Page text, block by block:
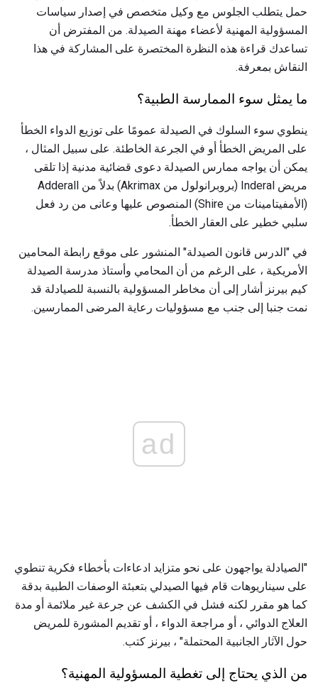
حمل يتطلب الجلوس مع وكيل متخصص في إصدار سياسات
المسؤولية المهنية لأعضاء مهنة الصيدلة. من المفترض أن
تساعدك قراءة هذه النظرة المختصرة على المشاركة في هذا
النقاش بمعرفة.
ما يمثل سوء الممارسة الطبية؟
ينطوي سوء السلوك في الصيدلة عمومًا على توزيع الدواء الخطأ
على المريض الخطأ أو في الجرعة الخاطئة. على سبيل المثال ،
يمكن أن يواجه ممارس الصيدلة دعوى قضائية مدنية إذا تلقى
مريض Inderal (بروبرانولول من Akrimax) بدلاً من Adderall
(الأمفيتامينات من Shire) المنصوص عليها وعانى من رد فعل
سلبي خطير على العقار الخطأ.
في "الدرس قانون الصيدلة" المنشور على موقع رابطة المحامين
الأمريكية ، على الرغم من أن المحامي وأستاذ مدرسة الصيدلة
كيم بيرنز أشار إلى أن مخاطر المسؤولية بالنسبة للصيادلة قد
نمت جنبا إلى جنب مع مسؤوليات رعاية المرضى الممارسين.
ad
"الصيادلة يواجهون على نحو متزايد ادعاءات بأخطاء فكرية تنطوي
على سيناريوهات قام فيها الصيدلي بتعبئة الوصفات الطبية بدقة
كما هو مقرر لكنه فشل في الكشف عن جرعة غير ملائمة أو مدة
العلاج الدوائي ، أو مراجعة الدواء ، أو تقديم المشورة للمريض
حول الآثار الجانبية المحتملة" ، بيرنز كتب.
من الذي يحتاج إلى تغطية المسؤولية المهنية؟